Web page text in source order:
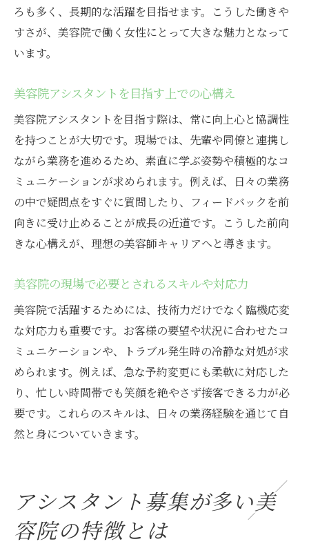
ろも多く、長期的な活躍を目指せます。こうした働きや
すさが、美容院で働く女性にとって大きな魅力となって
います。
美容院アシスタントを目指す上での心構え
美容院アシスタントを目指す際は、常に向上心と協調性
を持つことが大切です。現場では、先輩や同僚と連携し
ながら業務を進めるため、素直に学ぶ姿勢や積極的なコ
ミュニケーションが求められます。例えば、日々の業務
の中で疑問点をすぐに質問したり、フィードバックを前
向きに受け止めることが成長の近道です。こうした前向
きな心構えが、理想の美容師キャリアへと導きます。
美容院の現場で必要とされるスキルや対応力
美容院で活躍するためには、技術力だけでなく臨機応変
な対応力も重要です。お客様の要望や状況に合わせたコ
ミュニケーションや、トラブル発生時の冷静な対処が求
められます。例えば、急な予約変更にも柔軟に対応した
り、忙しい時間帯でも笑顔を絶やさず接客できる力が必
要です。これらのスキルは、日々の業務経験を通じて自
然と身についていきます。
アシスタント募集が多い美
容院の特徴とは